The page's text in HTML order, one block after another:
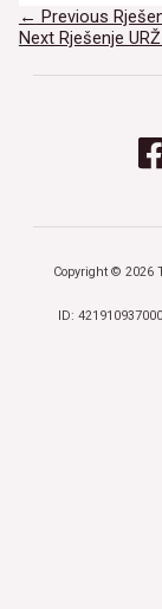
Navigacija
članaka
← Previous
Next Rješenje
Copyright © 2026
ID: